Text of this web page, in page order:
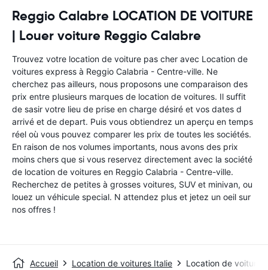
Reggio Calabre LOCATION DE VOITURE
| Louer voiture Reggio Calabre
Trouvez votre location de voiture pas cher avec Location de
voitures express à Reggio Calabria - Centre-ville. Ne
cherchez pas ailleurs, nous proposons une comparaison des
prix entre plusieurs marques de location de voitures. Il suffit
de sasir votre lieu de prise en charge désiré et vos dates d
arrivé et de depart. Puis vous obtiendrez un aperçu en temps
réel où vous pouvez comparer les prix de toutes les sociétés.
En raison de nos volumes importants, nous avons des prix
moins chers que si vous reservez directement avec la société
de location de voitures en Reggio Calabria - Centre-ville.
Recherchez de petites à grosses voitures, SUV et minivan, ou
louez un véhicule special. N attendez plus et jetez un oeil sur
nos offres !
Accueil Location de voitures Italie Location de